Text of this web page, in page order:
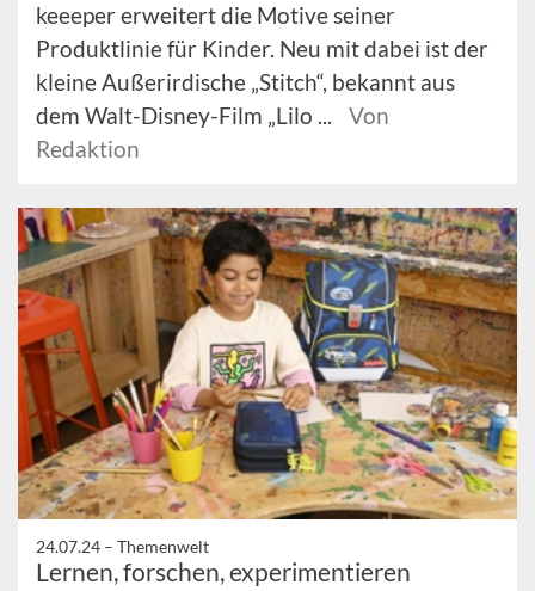
keeeper erweitert die Motive seiner
Produktlinie für Kinder. Neu mit dabei ist der
kleine Außerirdische „Stitch“, bekannt aus
dem Walt-Disney-Film „Lilo ...
Von
Redaktion
24.07.24 – Themenwelt
Lernen, forschen, experimentieren